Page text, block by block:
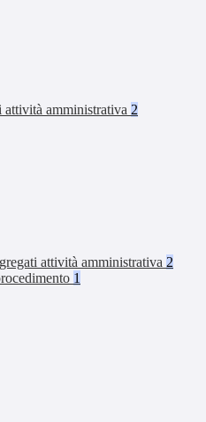
attività amministrativa 2
attività amministrativa 2
1